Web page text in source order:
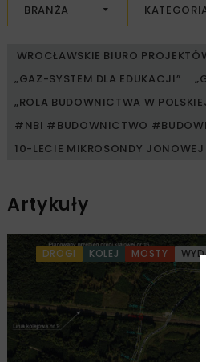
BRANŻA
WROCŁAWSKIE BIURO
„GAZ-SYSTEM DLA EDUKACJI”
„ROLA BUDOWNICTWA W
#NBI #BUDOWNICTWO
10-LECIE MIKROSONDY JONOWEJ
Artykuły
DROGI KOLEJ MOSTY